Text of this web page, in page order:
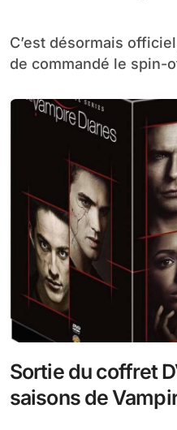
C’est désormais officiel, la CW vient tout juste
de commandé le spin-
Sortie du coffret
saisons de